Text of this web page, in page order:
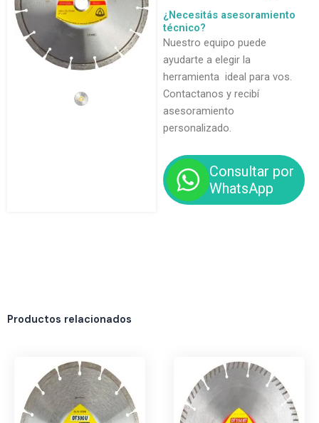
¿Necesitás asesoramiento
técnico?
Nuestro equipo puede
ayudarte a elegir la
herramienta ideal para vos.
Contactanos y recibí
asesoramiento
personalizado.
Consultar por
WhatsApp
Productos relacionados